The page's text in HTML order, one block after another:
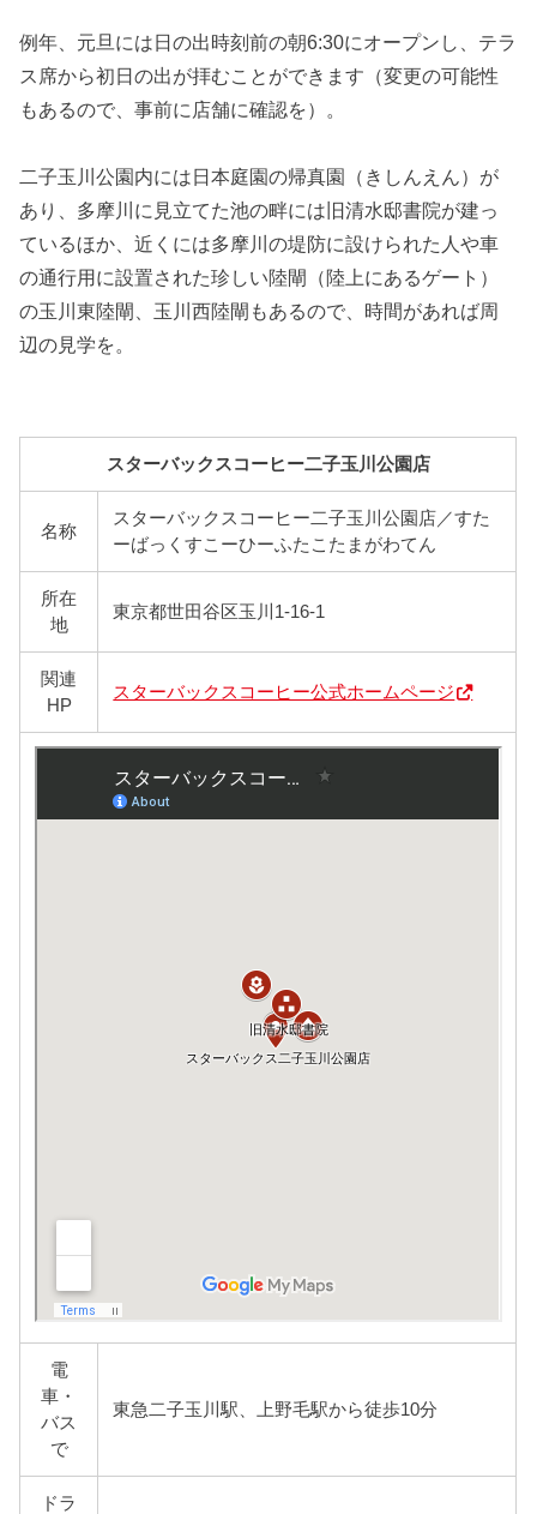
例年、元旦には日の出時刻前の朝6:30にオープンし、テラ
ス席から初日の出が拝むことができます（変更の可能性
もあるので、事前に店舗に確認を）。
二子玉川公園内には日本庭園の帰真園（きしんえん）が
あり、多摩川に見立てた池の畔には旧清水邸書院が建っ
ているほか、近くには多摩川の堤防に設けられた人や車
の通行用に設置された珍しい陸閘（陸上にあるゲート）
の玉川東陸閘、玉川西陸閘もあるので、時間があれば周
辺の見学を。
スターバックスコーヒー二子玉川公園店
名称
スターバックスコーヒー二子玉川公園店／すた
ーばっくすこーひーふたこたまがわてん
所在
地
東京都世田谷区玉川1-16-1
関連
HP
スターバックスコーヒー公式ホームページ
電
車・
バス
で
東急二子玉川駅、上野毛駅から徒歩10分
ドラ